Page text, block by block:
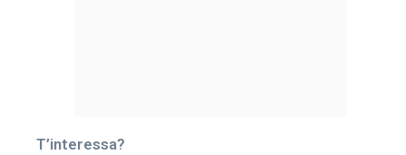
T’interessa?